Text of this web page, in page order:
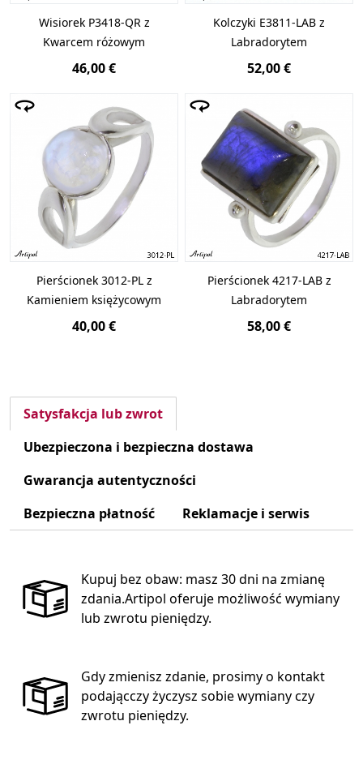
Wisiorek P3418-QR z
Kwarcem różowym
46,00 €
Kolczyki E3811-LAB z
Labradorytem
52,00 €
Pierścionek 3012-PL z
Kamieniem księżycowym
40,00 €
Pierścionek 4217-LAB z
Labradorytem
58,00 €
Satysfakcja lub zwrot
Ubezpieczona i bezpieczna dostawa
Gwarancja autentyczności
Bezpieczna płatność
Reklamacje i serwis
Kupuj bez obaw: masz 30 dni na zmianę
zdania.Artipol oferuje możliwość wymiany
lub zwrotu pieniędzy.
Gdy zmienisz zdanie, prosimy o kontakt
podającczy życzysz sobie wymiany czy
zwrotu pieniędzy.